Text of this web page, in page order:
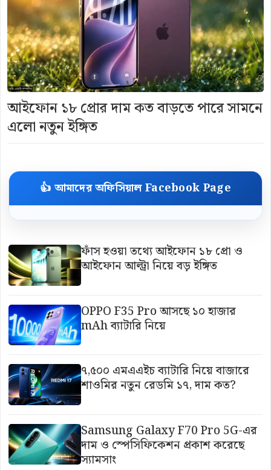
আইফোন ১৮ প্রোর দাম কত বাড়তে পারে সামনে
এলো নতুন ইঙ্গিত
👍 আমাদের অফিসিয়াল Facebook Page
ফাঁস হওয়া তথ্যে আইফোন ১৮ প্রো ও
আইফোন আল্ট্রা নিয়ে বড় ইঙ্গিত
OPPO F35 Pro আসছে ১০ হাজার
mAh ব্যাটারি নিয়ে
৭,৫০০ এমএএইচ ব্যাটারি নিয়ে বাজারে
শাওমির নতুন রেডমি ১৭, দাম কত?
Samsung Galaxy F70 Pro 5G-এর
দাম ও স্পেসিফিকেশন প্রকাশ করেছে
স্যামসাং